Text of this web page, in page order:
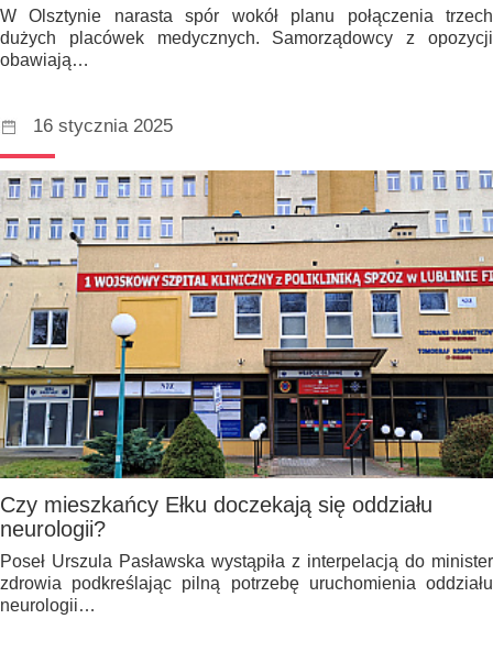
W Olsztynie narasta spór wokół planu połączenia trzech
dużych placówek medycznych. Samorządowcy z opozycji
obawiają…
16 stycznia 2025
Czy mieszkańcy Ełku doczekają się oddziału
neurologii?
Poseł Urszula Pasławska wystąpiła z interpelacją do minister
zdrowia podkreślając pilną potrzebę uruchomienia oddziału
neurologii…